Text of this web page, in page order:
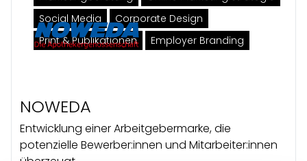
Social Media
Corporate Design
Print & Publikationen
Employer Branding
NOWEDA
Entwicklung einer Arbeitgebermarke, die
potenzielle Bewerber:innen und Mitarbeiter:innen